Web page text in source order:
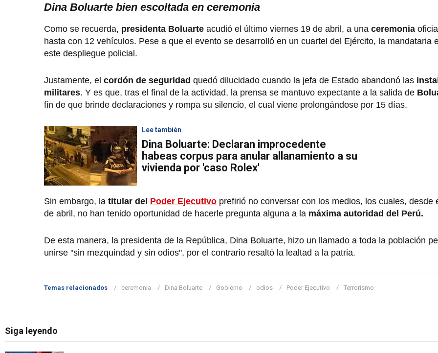
Dina Boluarte bien escoltada en ceremonia
Como se recuerda, presidenta Boluarte acudió el último viernes 19 de abril, a una ceremonia
hasta con 12 vehículos. Pese a que el evento se desarrolló en un cuartel del Ejército, la mandataria
este despliegue policial.
Justamente, el cordón de seguridad quedó dilucidado cuando la jefa de Estado abandonó las
militares. Y es que, tras el final de la actividad, la prensa se mantuvo expectante a la salida de
fin de que brinde declaraciones y rompa su silencio, el cual viene prolongándose por 15 días.
Lee también
Dina Boluarte: Declaran improcedente
habeas corpus para anular allanamiento a su
vivienda por 'caso Rolex'
Sin embargo, la titular del Poder Ejecutivo prefirió no conversar con los medios, los cuales, desde
de abril, no han tenido oportunidad de hacerle pregunta alguna a la máxima autoridad del Perú.
De esta manera, la presidenta de la República, Dina Boluarte, hizo un llamado a toda la población
unirse "sin mezquindad y sin odios", por el contrario resaltó la lealtad a la patria.
Temas relacionados ceremonia Dina Boluarte Gobierno odios Poder Ejecutivo Terrorismo
Siga leyendo